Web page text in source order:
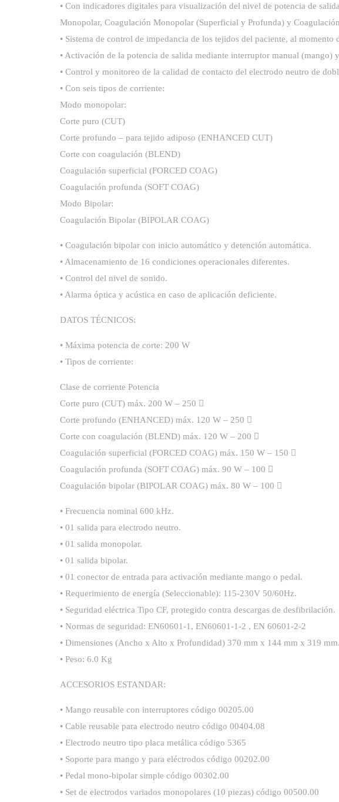
• Con indicadores digitales para visualización del nivel de potencia de
Monopolar, Coagulación Monopolar (Superficial y Profunda) y
• Sistema de control de impedancia de los tejidos del paciente, al momento
• Activación de la potencia de salida mediante interruptor manual (mango)
• Control y monitoreo de la calidad de contacto del electrodo neutro de
• Con seis tipos de corriente:
Modo monopolar:
Corte puro (CUT)
Corte profundo – para tejido adiposo (ENHANCED CUT)
Corte con coagulación (BLEND)
Coagulación superficial (FORCED COAG)
Coagulación profunda (SOFT COAG)
Modo Bipolar:
Coagulación Bipolar (BIPOLAR COAG)
• Coagulación bipolar con inicio automático y detención automática.
• Almacenamiento de 16 condiciones operacionales diferentes.
• Control del nivel de sonido.
• Alarma óptica y acústica en caso de aplicación deficiente.
DATOS TÉCNICOS:
• Máxima potencia de corte: 200 W
• Tipos de corriente:
Clase de corriente Potencia
Corte puro (CUT) máx. 200 W – 250 
Corte profundo (ENHANCED) máx. 120 W – 250 
Corte con coagulación (BLEND) máx. 120 W – 200 
Coagulación superficial (FORCED COAG) máx. 150 W – 150 
Coagulación profunda (SOFT COAG) máx. 90 W – 100 
Coagulación bipolar (BIPOLAR COAG) máx. 80 W – 100 
• Frecuencia nominal 600 kHz.
• 01 salida para electrodo neutro.
• 01 salida monopolar.
• 01 salida bipolar.
• 01 conector de entrada para activación mediante mango o pedal.
• Requerimiento de energía (Seleccionable): 115-230V 50/60Hz.
• Seguridad eléctrica Tipo CF, protegido contra descargas de desfibrilación.
• Normas de seguridad: EN60601-1, EN60601-1-2 , EN 60601-2-2
• Dimensiones (Ancho x Alto x Profundidad) 370 mm x 144 mm x 319 mm.
• Peso: 6.0 Kg
ACCESORIOS ESTANDAR:
• Mango reusable con interruptores código 00205.00
• Cable reusable para electrodo neutro código 00404.08
• Electrodo neutro tipo placa metálica código 5365
• Soporte para mango y para eléctrodos código 00202.00
• Pedal mono-bipolar simple código 00302.00
• Set de electrodos variados monopolares (10 piezas) código 00500.00